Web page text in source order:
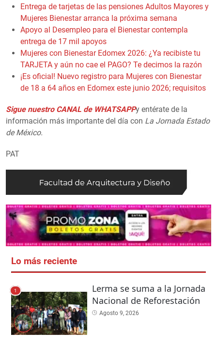
Entrega de tarjetas de las pensiones Adultos Mayores y
Mujeres Bienestar arranca la próxima semana
Apoyo al Desempleo para el Bienestar contempla
entrega de 17 mil apoyos
Mujeres con Bienestar Edomex 2026: ¿Ya recibiste tu
TARJETA y aún no cae el PAGO? Te decimos la razón
¡Es oficial! Nuevo registro para Mujeres con Bienestar
de 18 a 64 años en Edomex este junio 2026; requisitos
Sigue nuestro CANAL de WHATSAPPy entérate de la
información más importante del día con La Jornada Estado
de México.
PAT
Lo más reciente
1
Lerma se suma a la Jornada
Nacional de Reforestación
Agosto 9, 2026